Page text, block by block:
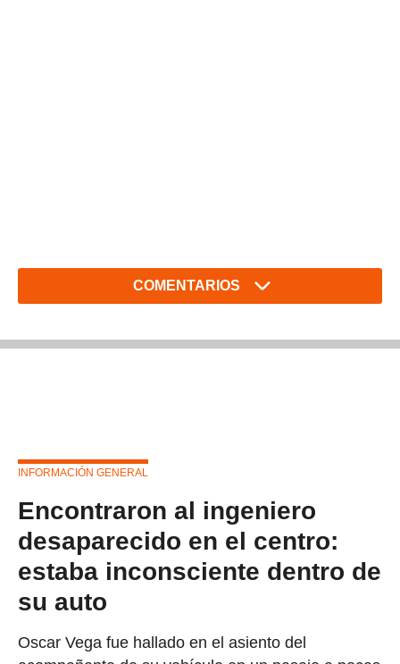
COMENTARIOS